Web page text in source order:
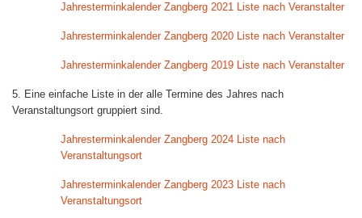
Jahresterminkalender Zangberg 2021 Liste nach Veranstalter
Jahresterminkalender Zangberg 2020 Liste nach Veranstalter
Jahresterminkalender Zangberg 2019 Liste nach Veranstalter
5. Eine einfache Liste in der alle Termine des Jahres nach
Veranstaltungsort gruppiert sind.
Jahresterminkalender Zangberg 2024 Liste nach
Veranstaltungsort
Jahresterminkalender Zangberg 2023 Liste nach
Veranstaltungsort